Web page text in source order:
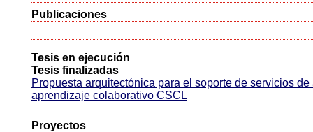
Publicaciones
Tesis en ejecución
Tesis finalizadas
Propuesta arquitectónica para el soporte de servicios
aprendizaje colaborativo CSCL
Proyectos